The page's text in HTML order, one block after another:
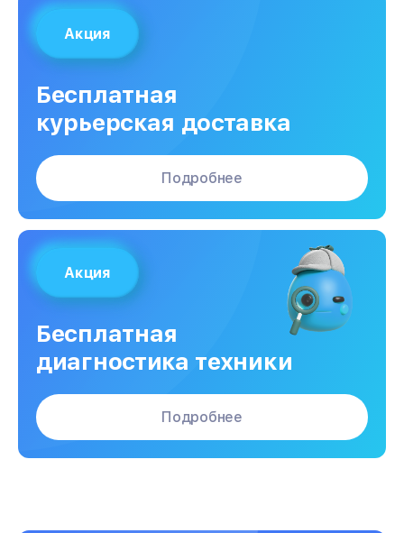
Акция
Бесплатная
курьерская доставка
Подробнее
Акция
Бесплатная
диагностика техники
Подробнее